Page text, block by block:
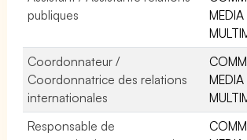
publiques
MEDIA
Coordonnateur /
Coordonnatrice des relations
internationales
MEDIA
Responsable de